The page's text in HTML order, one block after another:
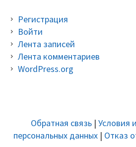
Регистрация
Войти
Лента записей
Лента комментариев
WordPress.org
ПАНЕЛЬОбратная связь | Условия
персональных данных | Отказ